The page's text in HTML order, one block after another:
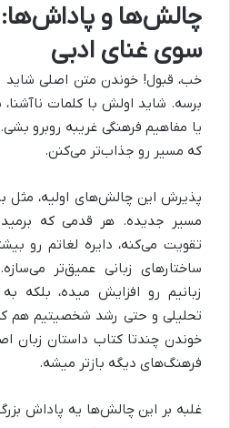
چالش‌ها و
سوی غنای ادبی
خب، قبول! خوندن متن اصلی
برسه. شاید اولش با کلمات
یا مفاهیم فرهنگی غریبه روبرو
که مسیر رو جذاب‌تر می‌کنن.
پذیرش این چالش‌های اولیه، مثل
مسیر جدیده. هر قدمی که
تقویت می‌کنه، دایره لغاتم رو
ساختارهای زبانی عمیق‌تر
زبانیم رو افزایش میده، بلکه
تحلیلی و حتی رشد شخصیتیم هم
خوندن چندتا کتاب داستان زبان
فرهنگ‌های دیگه بازتر میشه.
غلبه بر این چالش‌ها یه پاداش